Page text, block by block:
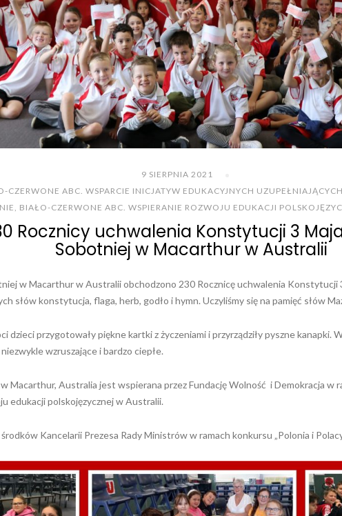
9 SIERPNIA 2021
CZERWONE ABC. WSPARCIE INICJATYW EDUKACYJNYCH
, BIAŁO-CZERWONE ABC. WSPIERANIE ROZWOJU EDUKACJI
Rocznicy uchwalenia Konstytucji 3
Sobotniej w Macarthur w Australii
w Macarthur w Australii obchodzono 230 Rocznicę uchwalenia Konstytucji
słów konstytucja, flaga, herb, godło i hymn. Uczyliśmy się na pamięć słów
dzieci przygotowały piękne kartki z życzeniami i przyrządziły pyszne kanapki.
wzruszające i bardzo ciepłe.
w Macarthur, Australia jest wspierana przez Fundację Wolność i Demokracja w
edukacji polskojęzycznej w Australii.
Kancelarii Prezesa Rady Ministrów w ramach konkursu „Polonia i